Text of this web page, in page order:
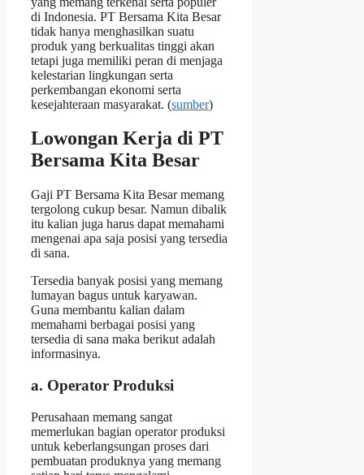
di Indonesia. PT Bersama Kita Besar
tidak hanya menghasilkan suatu
produk yang berkualitas tinggi akan
tetapi juga memiliki peran di menjaga
kelestarian lingkungan serta
perkembangan ekonomi serta
kesejahteraan masyarakat. (sumber)
Lowongan Kerja di PT
Bersama Kita Besar
Gaji PT Bersama Kita Besar memang
tergolong cukup besar. Namun dibalik
itu kalian juga harus dapat memahami
mengenai apa saja posisi yang tersedia
di sana.
Tersedia banyak posisi yang memang
lumayan bagus untuk karyawan.
Guna membantu kalian dalam
memahami berbagai posisi yang
tersedia di sana maka berikut adalah
informasinya.
a. Operator Produksi
Perusahaan memang sangat
memerlukan bagian operator produksi
untuk keberlangsungan proses dari
pembuatan produknya yang memang